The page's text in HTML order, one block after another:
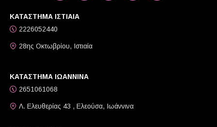
ΚΑΤΑΣΤΗΜΑ ΙΣΤΙΑΙΑ
2226052440
28ης Οκτωβρίου, Ιστιαία
ΚΑΤΑΣΤΗΜΑ ΙΩΑΝΝΙΝΑ
2651061068
Λ. Ελευθερίας 43 , Ελεούσα, Ιωάννινα